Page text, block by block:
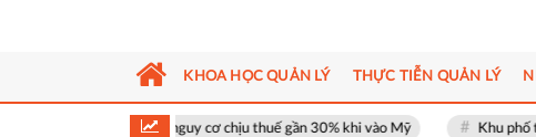
Tôm Việt đối mặt nguy cơ chịu thuế gần 30% khi vào Mỹ Khu phố thương
KHOA HỌC QUẢN LÝ THỰC TIỄN QUẢN LÝ